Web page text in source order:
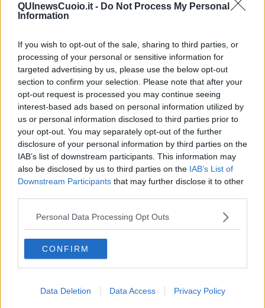
QUInewsCuoio.it - Do Not Process My Personal
Information
If you wish to opt-out of the sale, sharing to third parties, or
processing of your personal or sensitive information for
targeted advertising by us, please use the below opt-out
section to confirm your selection. Please note that after your
opt-out request is processed you may continue seeing
interest-based ads based on personal information utilized by
us or personal information disclosed to third parties prior to
your opt-out. You may separately opt-out of the further
disclosure of your personal information by third parties on the
IAB’s list of downstream participants. This information may
also be disclosed by us to third parties on the IAB’s List of
Downstream Participants that may further disclose it to other
Personal Data Processing Opt Outs
CONFIRM
Data Deletion Data Access Privacy Policy
Memòrias
Sto qui
Bestiario
Pillole
Veglia
​“D” come delitto
Belle lettere
25 Aprile
Todo el bien, todo el mal
Silenzio
Le parole
​L’Australiana
Le stelle del jazz
Vita & morte
Auguri
Passanti
Continuando, la nonna e il carretto
Metaverso smart
Fiamme
Anzi